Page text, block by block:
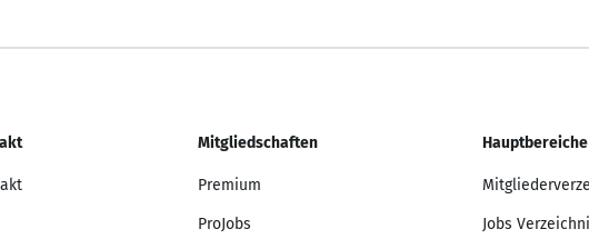
Mitgliedschaften
Premium
ProJobs
Hauptbereiche
Jobs